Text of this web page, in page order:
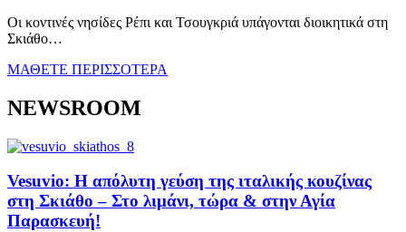
Οι κοντινές νησίδες Ρέπι και Τσουγκριά υπάγονται διοικητικά στη
Σκιάθο…
ΜΑΘΕΤΕ ΠΕΡΙΣΣΟΤΕΡΑ
NEWSROOM
Vesuvio: Η απόλυτη γεύση της ιταλικής κουζίνας
στη Σκιάθο – Στο λιμάνι, τώρα & στην Αγία
Παρασκευή!